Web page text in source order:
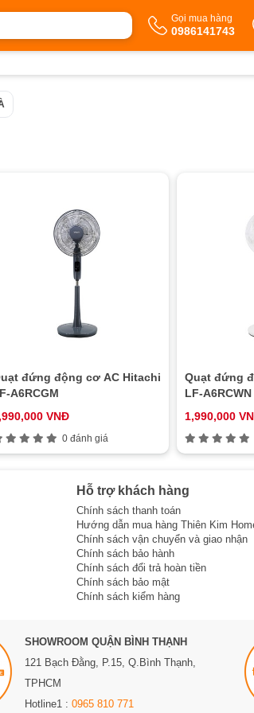
Gọi mua hàng
0986141743
đứng động cơ AC Hitachi
A6RCGM
VNĐ
0 đánh giá
Quạt đứng
LF-A6RCWN
1,990,000
Hỗ trợ khách hàng
Chính sách thanh toán
Hướng dẫn mua hàng Thiên Kim
Chính sách vận chuyển và giao nhận
Chính sách bảo hành
Chính sách đổi trả hoàn tiền
Chính sách bảo mật
Chính sách kiểm hàng
SHOWROOM QUẬN BÌNH THẠNH
121 Bạch Đằng, P.15, Q.Bình Thạnh,
TPHCM
Hotline1 : 0965 810 771